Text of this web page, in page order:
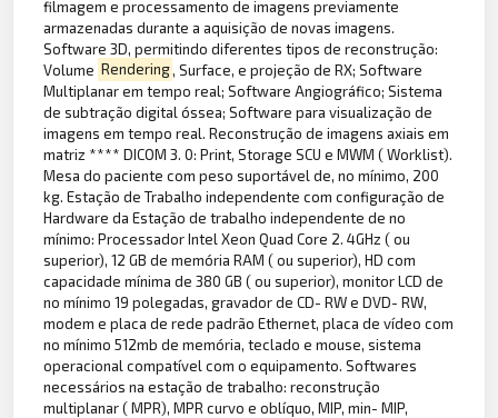
filmagem e processamento de imagens previamente
armazenadas durante a aquisição de novas imagens.
Software 3D, permitindo diferentes tipos de reconstrução:
Volume Rendering, Surface, e projeção de RX; Software
Multiplanar em tempo real; Software Angiográfico; Sistema
de subtração digital óssea; Software para visualização de
imagens em tempo real. Reconstrução de imagens axiais em
matriz **** DICOM 3. 0: Print, Storage SCU e MWM ( Worklist).
Mesa do paciente com peso suportável de, no mínimo, 200
kg. Estação de Trabalho independente com configuração de
Hardware da Estação de trabalho independente de no
mínimo: Processador Intel Xeon Quad Core 2. 4GHz ( ou
superior), 12 GB de memória RAM ( ou superior), HD com
capacidade mínima de 380 GB ( ou superior), monitor LCD de
no mínimo 19 polegadas, gravador de CD- RW e DVD- RW,
modem e placa de rede padrão Ethernet, placa de vídeo com
no mínimo 512mb de memória, teclado e mouse, sistema
operacional compatível com o equipamento. Softwares
necessários na estação de trabalho: reconstrução
multiplanar ( MPR), MPR curvo e oblíquo, MIP, min- MIP,